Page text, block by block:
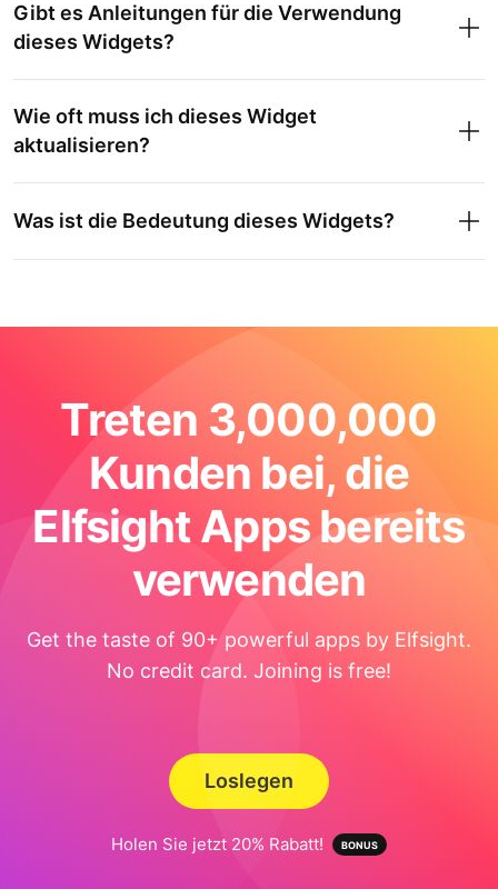
Gibt es Anleitungen für die Verwendung
dieses Widgets?
Wie oft muss ich dieses Widget
aktualisieren?
Was ist die Bedeutung dieses Widgets?
Treten 3,000,000
Kunden bei, die
Elfsight Apps bereits
verwenden
Get the taste of 90+ powerful apps by Elfsight.
No credit card. Joining is free!
Loslegen
Holen Sie jetzt 20% Rabatt!